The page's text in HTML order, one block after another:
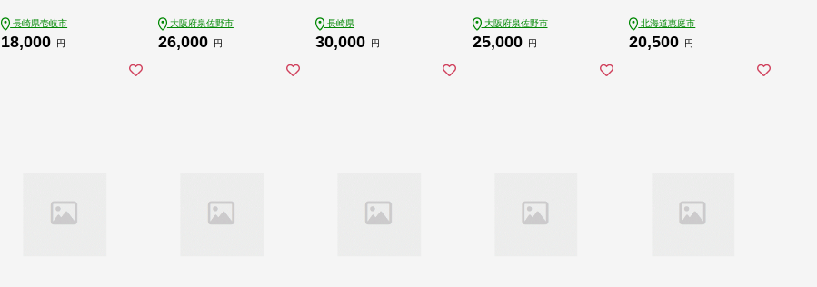
かいせん kaisen 魚介
ぶり ブリ buri ぶりし
長崎県壱岐市
18,000 円
ち おせち2027 おせち
料理2027 冷凍おせち
大阪府泉佐野市
26,000 円
長崎県
30,000 円
せち料理2027 冷凍お
せち 贅沢おせち 先行
大阪府泉佐野市
25,000 円
北海道恵庭市
20,500 円